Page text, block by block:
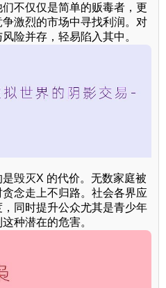
不仅仅是简单的贩毒者，更
激烈的市场中寻找利润。对
险并存，轻易陷入其中。
毁灭X 的代价。无数家庭被
念走上不归路。社会各界应
同时提升公众尤其是青少年
种潜在的危害。